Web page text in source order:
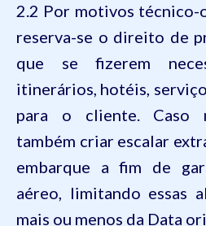
2.2 Por motivos técnico-
reserva-se o direito de
que se fizerem
itinerários, hotéis,
para o cliente. Caso
também criar escalar
embarque a fim de
aéreo, limitando essas
mais ou menos da Data